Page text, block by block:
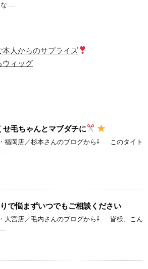
...
本人からのサプライズ
ウィッグ
せ毛ちゃんとマブダチに
福岡店／杉本さんのブログから⇩ このタイト
で悩まずいつでもご相談ください
大宮店／毛内さんのブログから⇩ 皆様、こん